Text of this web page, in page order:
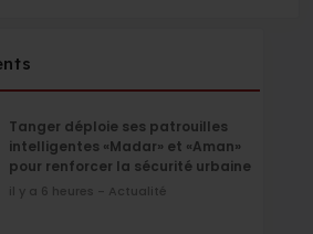
Tanger déploie ses patrouilles
intelligentes «Madar» et «Aman»
pour renforcer la sécurité urbaine
il y a 6 heures - Actualité